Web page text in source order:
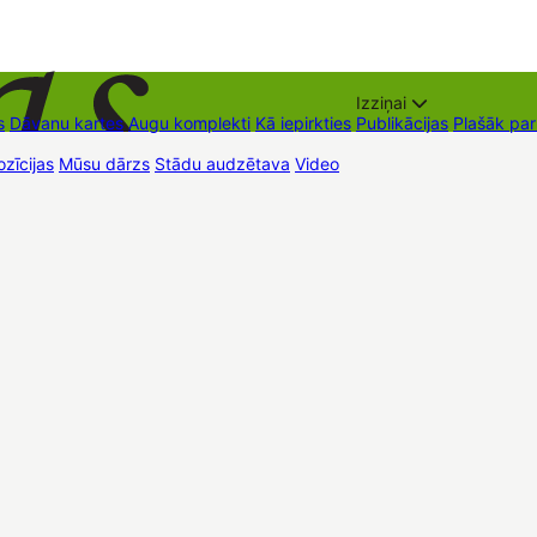
Dāvanu kartes Augu komplekti Kā iepirkties
Izziņai
Publikācijas Plašāk
Mūsu dārzs Stādu audzētava Video